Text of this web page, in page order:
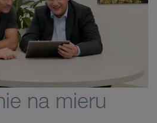
na mieru